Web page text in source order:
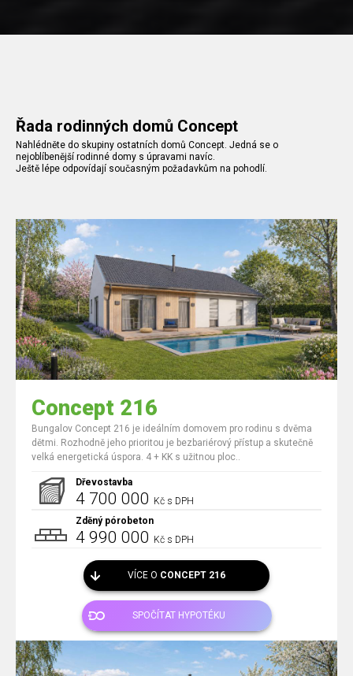
Řada rodinných domů Concept
Nahlédněte do skupiny ostatních domů Concept. Jedná se o
nejoblíbenější rodinné domy s úpravami navíc.
Ještě lépe odpovídají současným požadavkům na pohodlí.
Concept 216
Bungalov Concept 216 je ideálním domovem pro rodinu s dvěma
dětmi. Rozhodně jeho prioritou je bezbariérový přístup a skutečně
velká energetická úspora. 4 + KK s užitnou ploc..
Dřevostavba
4 700 000 Kč s DPH
Zděný pórobeton
4 990 000 Kč s DPH
VÍCE O CONCEPT 216
SPOČÍTAT HYPOTÉKU